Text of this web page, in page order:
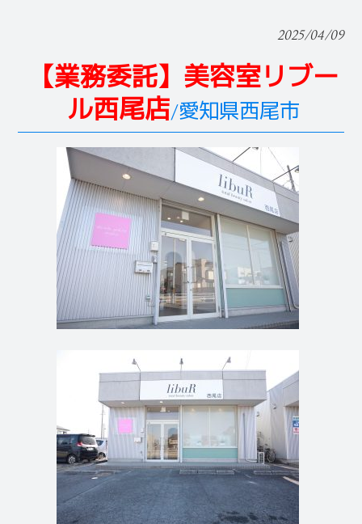
2025/04/09
【業務委託】美容室リブー
ル西尾店/愛知県西尾市